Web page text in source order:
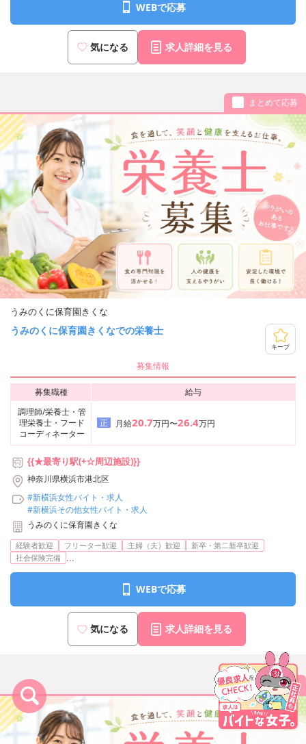
WEBで応募
気になる 求人詳細を見る
まとめて応募
うみのくに保育園きくな
うみのくに保育園きくなでの栄養士
キープ
募集情報
募集職種
給与
調理師/栄養士・管
理栄養士・フード
コーディネーター
正 月給20.7万円〜26.4万円
{{★最寄り駅(+☆周辺施設)}}
神奈川県横浜市港北区
#新横浜女性バイト・求人
#新横浜その他女性バイト・求人
うみのくに保育園きくな
経験者歓迎 フリーター歓迎 主婦（夫）歓迎
新卒・第二新卒歓迎
社会保険完備 ...
WEBで応募
気になる 求人詳細を見る
まとめて応募